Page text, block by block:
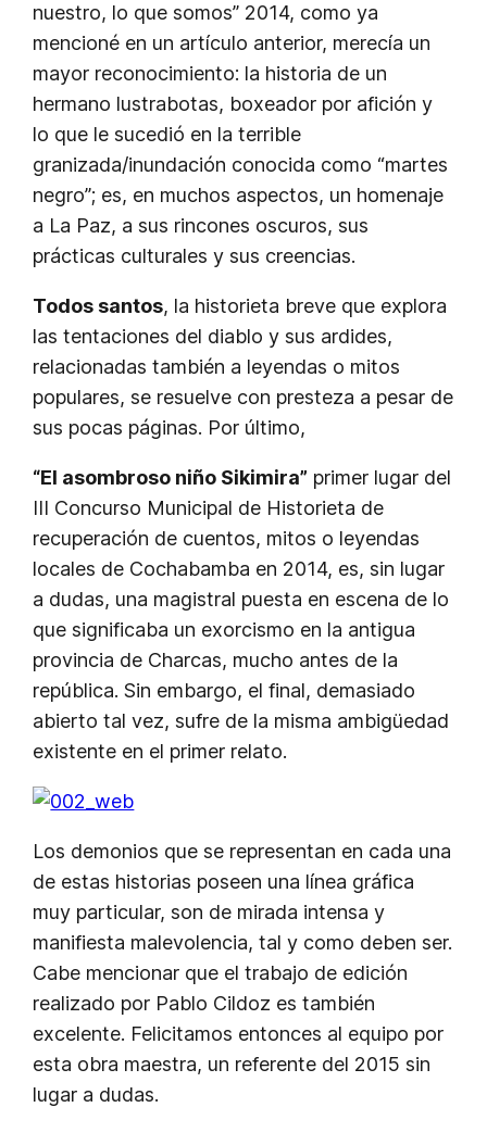
nuestro, lo que somos” 2014, como ya
mencioné en un artículo anterior, merecía un
mayor reconocimiento: la historia de un
hermano lustrabotas, boxeador por afición y
lo que le sucedió en la terrible
granizada/inundación conocida como “martes
negro”; es, en muchos aspectos, un homenaje
a La Paz, a sus rincones oscuros, sus
prácticas culturales y sus creencias.
Todos santos, la historieta breve que explora
las tentaciones del diablo y sus ardides,
relacionadas también a leyendas o mitos
populares, se resuelve con presteza a pesar de
sus pocas páginas. Por último,
“El asombroso niño Sikimira” primer lugar del
III Concurso Municipal de Historieta de
recuperación de cuentos, mitos o leyendas
locales de Cochabamba en 2014, es, sin lugar
a dudas, una magistral puesta en escena de lo
que significaba un exorcismo en la antigua
provincia de Charcas, mucho antes de la
república. Sin embargo, el final, demasiado
abierto tal vez, sufre de la misma ambigüedad
existente en el primer relato.
Los demonios que se representan en cada una
de estas historias poseen una línea gráfica
muy particular, son de mirada intensa y
manifiesta malevolencia, tal y como deben ser.
Cabe mencionar que el trabajo de edición
realizado por Pablo Cildoz es también
excelente. Felicitamos entonces al equipo por
esta obra maestra, un referente del 2015 sin
lugar a dudas.